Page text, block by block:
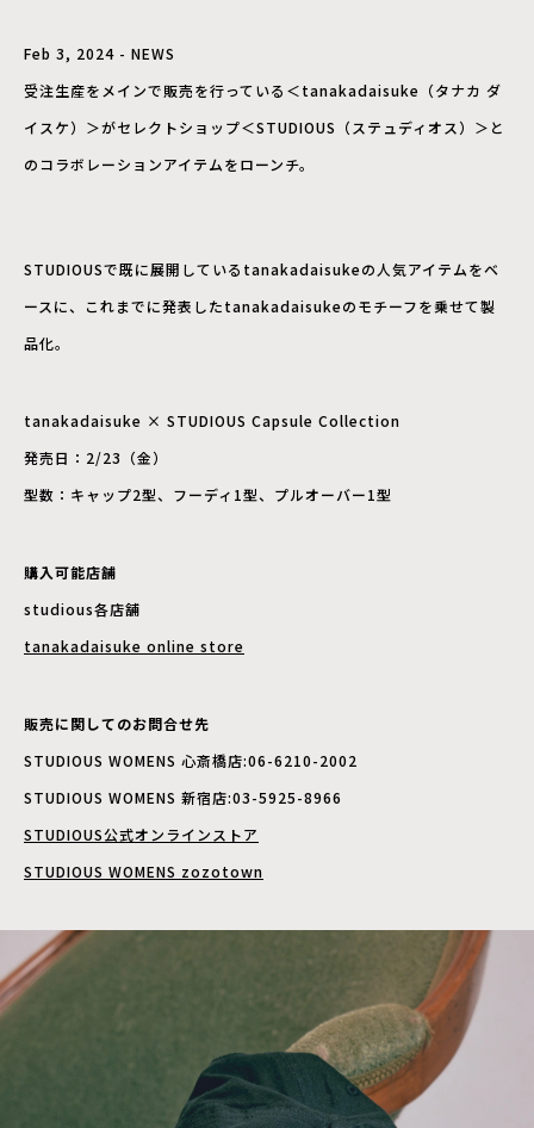
Feb 3, 2024 - NEWS
受注生産をメインで販売を行っている＜tanakadaisuke（タナカ ダ
イスケ）＞がセレクトショップ＜STUDIOUS（ステュディオス）＞と
のコラボレーションアイテムをローンチ。
STUDIOUSで既に展開しているtanakadaisukeの人気アイテムをベ
ースに、これまでに発表したtanakadaisukeのモチーフを乗せて製
品化。
tanakadaisuke × STUDIOUS Capsule Collection
発売日：2/23（金）
型数：キャップ2型、フーディ1型、プルオーバー1型
購入可能店舗
studious各店舗
tanakadaisuke online store
販売に関してのお問合せ先
STUDIOUS WOMENS 心斎橋店:06-6210-2002
STUDIOUS WOMENS 新宿店:03-5925-8966
STUDIOUS公式オンラインストア
STUDIOUS WOMENS zozotown